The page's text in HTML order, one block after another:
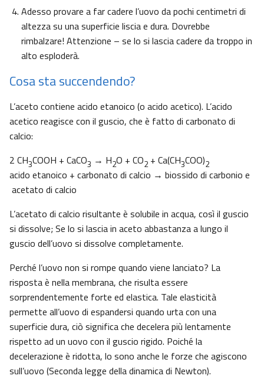
Adesso provare a far cadere l’uovo da pochi centimetri di
altezza su una superficie liscia e dura. Dovrebbe
rimbalzare! Attenzione – se lo si lascia cadere da troppo in
alto esploderà.
Cosa sta succendendo?
L’aceto contiene acido etanoico (o acido acetico). L’acido
acetico reagisce con il guscio, che è fatto di carbonato di
calcio:
2 CH3COOH + CaCO3 → H2O + CO2 + Ca(CH3COO)2
acido etanoico + carbonato di calcio → biossido di carbonio e
acetato di calcio
L’acetato di calcio risultante è solubile in acqua, così il guscio
si dissolve; Se lo si lascia in aceto abbastanza a lungo il
guscio dell’uovo si dissolve completamente.
Perché l’uovo non si rompe quando viene lanciato? La
risposta è nella membrana, che risulta essere
sorprendentemente forte ed elastica. Tale elasticità
permette all’uovo di espandersi quando urta con una
superficie dura, ciò significa che decelera più lentamente
rispetto ad un uovo con il guscio rigido. Poiché la
decelerazione è ridotta, lo sono anche le forze che agiscono
sull’uovo (Seconda legge della dinamica di Newton).